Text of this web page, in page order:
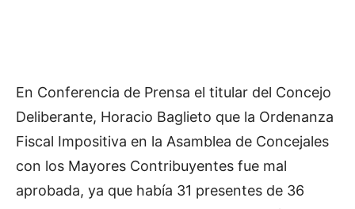
En Conferencia de Prensa el titular del Concejo
Deliberante, Horacio Baglieto que la Ordenanza
Fiscal Impositiva en la Asamblea de Concejales
con los Mayores Contribuyentes fue mal
aprobada, ya que había 31 presentes de 36